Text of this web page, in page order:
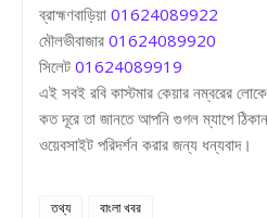
ব্রাহ্মণবাড়িয়া 01624089922
মৌলভীবাজার 01624089920
সিলেট 01624089919
এই সবই রবি কাস্টমার কেয়ার নম্বরের
কত দূরে তা জানতে আপনি গুগল ম্যাপে
ওয়েবসাইট পরিদর্শন করার জন্য ধন্যবাদ।
তথ্য বাংলা খবর